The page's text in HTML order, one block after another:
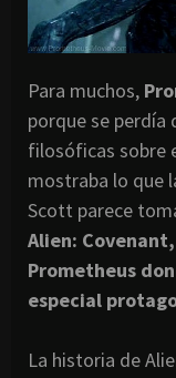
Para muchos,
porque se perdía
filosóficas sobre
mostraba lo que
Scott parece
Alien:
Prometheus
especial
La historia de